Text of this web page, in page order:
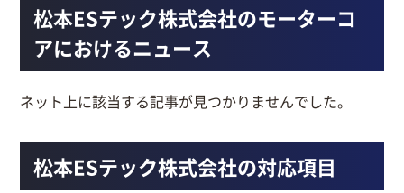
松本ESテック株式会社のモーターコ
アにおけるニュース
ネット上に該当する記事が見つかりませんでした。
松本ESテック株式会社の対応項目